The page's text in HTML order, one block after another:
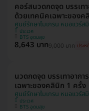
คอร์สนวดกดจุด บรรเท
ด้วยเทคนิคเฉพาะของ
ศูนย์รักษาไมเกรน หมอแวร์
ประเวศ
BTS อุดมสุข
8,643 บาท9,000 บาท ประ
นวดกดจุด บรรเทาอาก
เฉพาะของคลินิก 1 ครั้ง
ศูนย์รักษาไมเกรน หมอแวร์
ประเวศ
BTS อุดมสุข